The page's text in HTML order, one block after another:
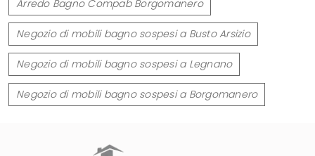
Arredo Bagno Compab Borgomanero
Negozio di mobili bagno sospesi a Busto Arsizio
Negozio di mobili bagno sospesi a Legnano
Negozio di mobili bagno sospesi a Borgomanero